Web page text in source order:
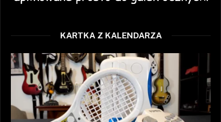
KARTKA Z KALENDARZA